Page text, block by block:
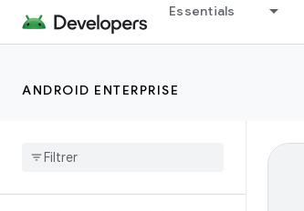
Essentials
ANDROID ENTERPRISE